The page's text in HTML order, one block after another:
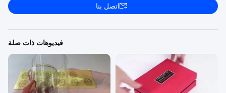
اتصل بنا
فيديوهات ذات صلة